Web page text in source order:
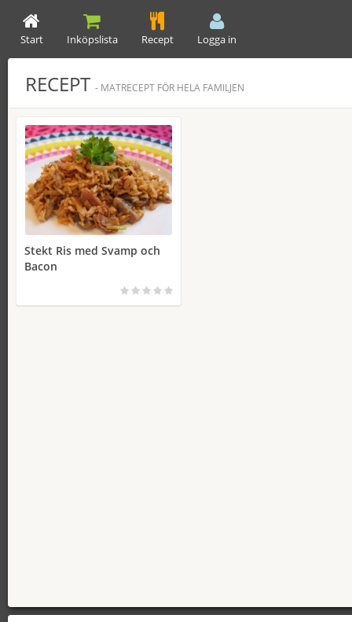
Start Inköpslista Recept Logga in
RECEPT - MATRECEPT FÖR HELA FAMILJEN
Stekt Ris med Svamp och
Bacon